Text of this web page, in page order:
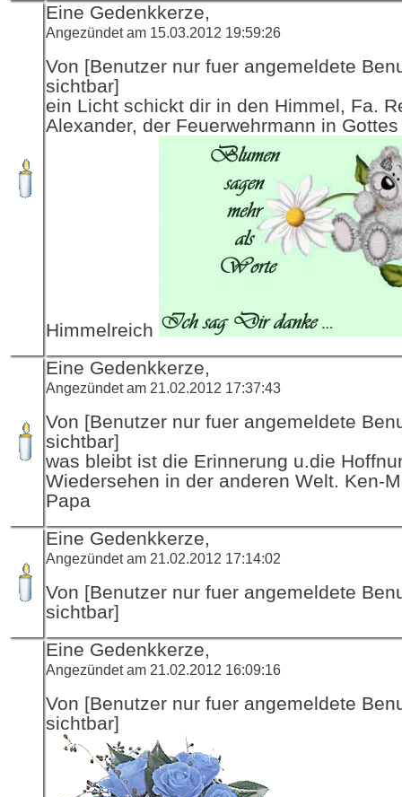
Eine Gedenkkerze,
Angezündet am 15.03.2012 19:59:26
Von [Benutzer nur fuer angemeldete
sichtbar]
ein Licht schickt dir in den Himmel, Fa.
Alexander, der Feuerwehrmann in Gottes
Himmelreich
Eine Gedenkkerze,
Angezündet am 21.02.2012 17:37:43
Von [Benutzer nur fuer angemeldete
sichtbar]
was bleibt ist die Erinnerung u.die
Wiedersehen in der anderen Welt. Ken-
Papa
Eine Gedenkkerze,
Angezündet am 21.02.2012 17:14:02
Von [Benutzer nur fuer angemeldete
sichtbar]
Eine Gedenkkerze,
Angezündet am 21.02.2012 16:09:16
Von [Benutzer nur fuer angemeldete
sichtbar]